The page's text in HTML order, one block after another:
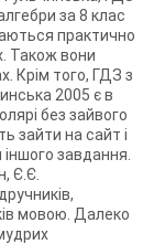
за 8 клас
практично
Також вони
Крім того, ГДЗ з
2005 є в
без зайвого
зайти на сайт і
завдання.
Є.Є.
мовою. Далеко